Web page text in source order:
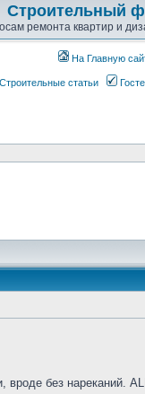
Строительный
ремонта квартир и
На Главную
Строительные статьи
вроде без нареканий.